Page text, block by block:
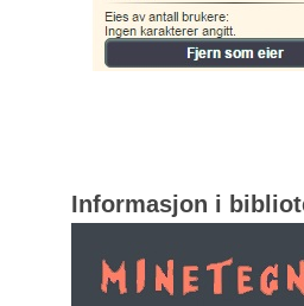
Informasjon i